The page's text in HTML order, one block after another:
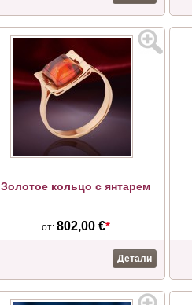
Золотое кольцо с янтарем
от: 802,00 €*
Детали